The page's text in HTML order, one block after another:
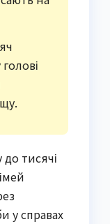
тисячі
у справах